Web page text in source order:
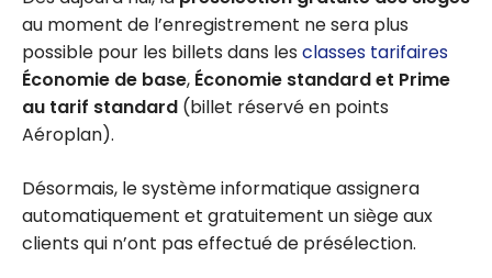
au moment de l’enregistrement ne sera plus
possible pour les billets dans les classes tarifaires
Économie de base, Économie standard et Prime
au tarif standard (billet réservé en points
Aéroplan).
Désormais, le système informatique assignera
automatiquement et gratuitement un siège aux
clients qui n’ont pas effectué de présélection.